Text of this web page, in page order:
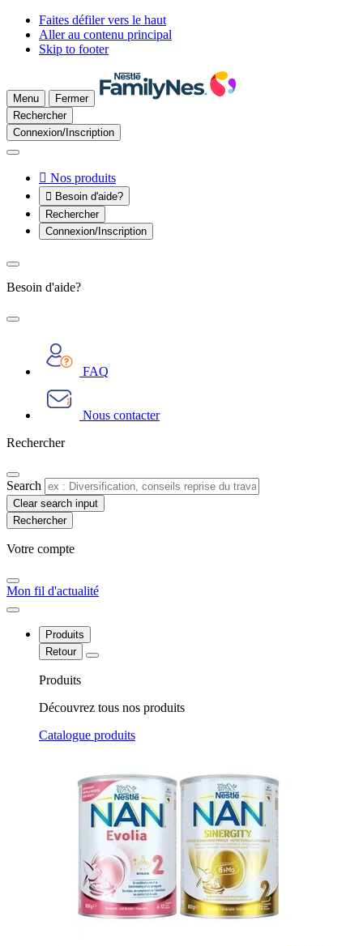
Faites défiler vers le haut
Aller au contenu principal
Skip to footer
Menu
Fermer
Rechercher
Connexion/Inscription
 Nos produits
 Besoin d'aide?
Rechercher
Connexion/Inscription
Besoin d'aide?
FAQ
Nous contacter
Rechercher
Search
Clear search input
Votre compte​
Mon fil d'actualité
Produits
Retour
Produits
Découvrez tous nos produits
Catalogue produits